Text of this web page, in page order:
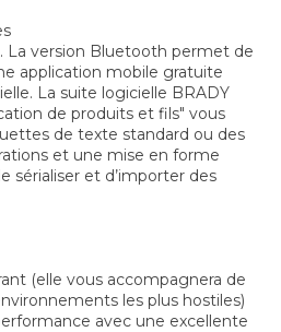
La version Bluetooth permet de
application mobile gratuite
La suite logicielle BRADY
de produits et fils" vous
de texte standard ou des
et une mise en forme
sérialiser et d’importer des
(elle vous accompagnera de
les plus hostiles)
avec une excellente